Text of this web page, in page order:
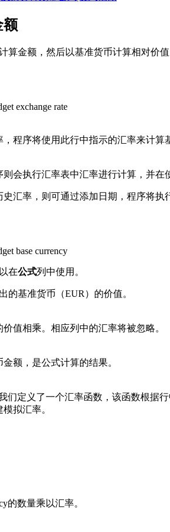
额
算金额，然后以基准货币计算相对价值
程序将使用此行中指示的汇率来计算
会执行汇率表中汇率进行计算，并在
汇率， 则可通过添加日期，程序将执
在公式列中使用。
的基准货币（EUR）的价值。
值相乘。 相应列中的汇率将被忽略。
额，是公式计算的结果。
们定义了一个汇率函数，该函数根据行
拟汇率。
的数量乘以汇率。